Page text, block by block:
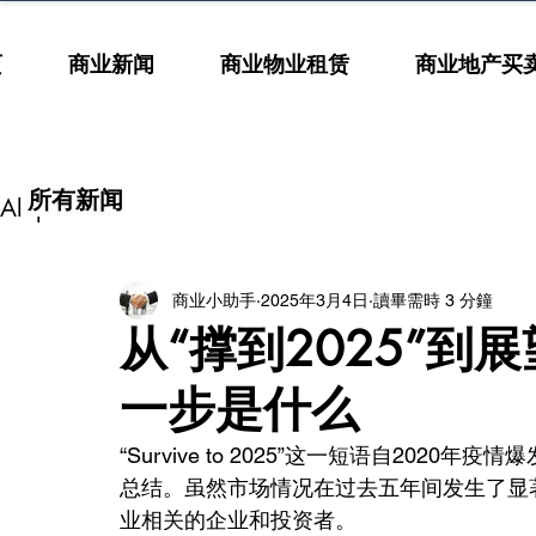
商业新闻 商业物业租赁 商业地产买
All posts
从“撑到2025”到
一步是什么
商业小助手 2025年3月4日 讀畢需時 3 分鐘
“Survive to 2025”这一短语自2020年疫情
总结。虽然市场情况在过去五年间发生了
业相关的企业和投资者。
所有新闻